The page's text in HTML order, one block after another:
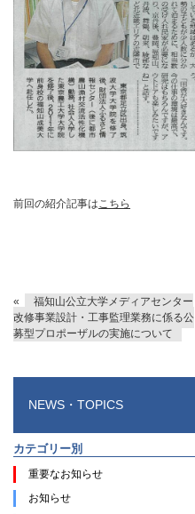
前回の紹介記事はこちら
«
福知山公立大学メディアセンター
改修事業設計・工事監理業務に係る公
募型プロポーザルの実施について
NEWS・TOPICS
カテゴリー別
重要なお知らせ
お知らせ